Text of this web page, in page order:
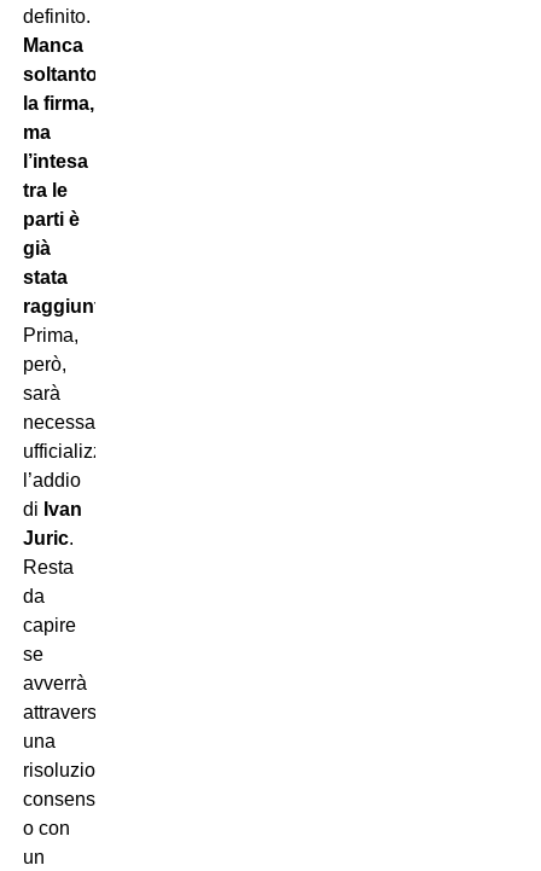
definito.
Manca
soltanto
la firma,
ma
l’intesa
tra le
parti è
già
stata
raggiunta.
Prima,
però,
sarà
necessario
ufficializzare
l’addio
di Ivan
Juric.
Resta
da
capire
se
avverrà
attraverso
una
risoluzione
consensuale
o con
un